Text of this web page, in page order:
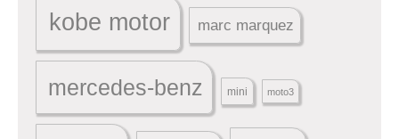
kobe motor marc marquez
mercedes-benz mini moto3